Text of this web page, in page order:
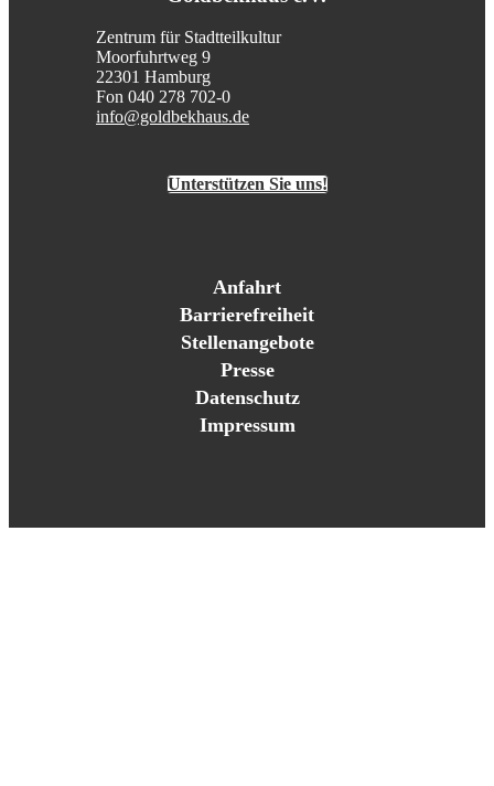
Zentrum für Stadtteilkultur
Moorfuhrtweg 9
22301 Hamburg
Fon 040 278 702-0
info@goldbekhaus.de
Unterstützen Sie uns!
Anfahrt
Barrierefreiheit
Stellenangebote
Presse
Datenschutz
Impressum